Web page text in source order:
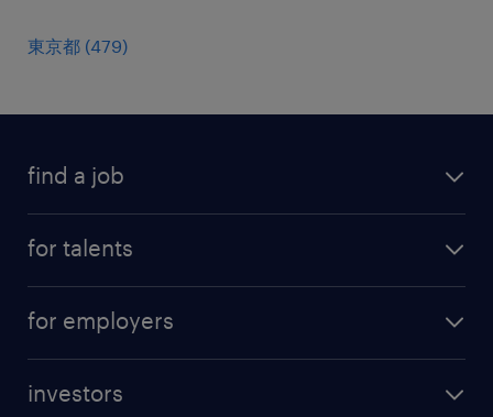
東京都 (479)
find a job
for talents
professional career
for employers
investors